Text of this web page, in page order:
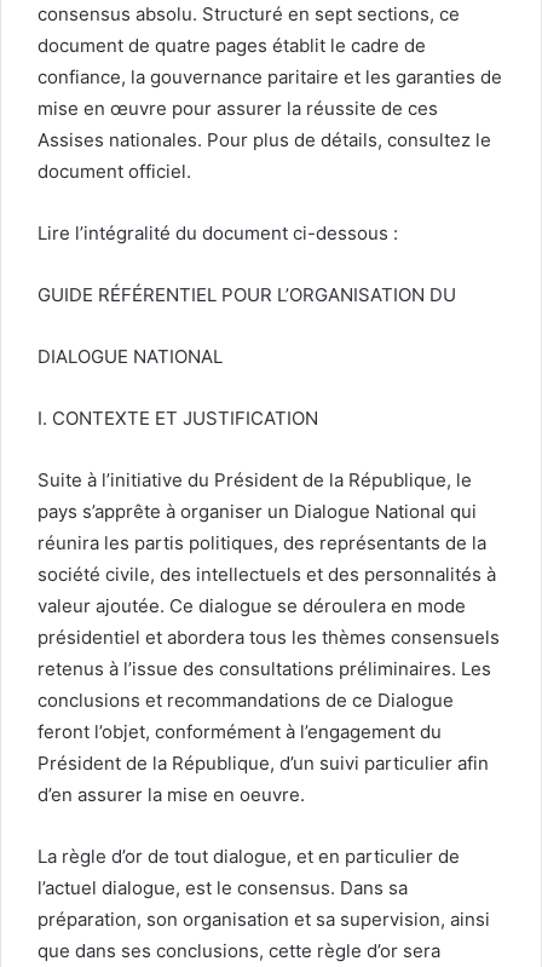
consensus absolu. Structuré en sept sections, ce
document de quatre pages établit le cadre de
confiance, la gouvernance paritaire et les garanties de
mise en œuvre pour assurer la réussite de ces
Assises nationales. Pour plus de détails, consultez le
document officiel.
Lire l’intégralité du document ci-dessous :
GUIDE RÉFÉRENTIEL POUR L’ORGANISATION DU
DIALOGUE NATIONAL
I. CONTEXTE ET JUSTIFICATION
Suite à l’initiative du Président de la République, le
pays s’apprête à organiser un Dialogue National qui
réunira les partis politiques, des représentants de la
société civile, des intellectuels et des personnalités à
valeur ajoutée. Ce dialogue se déroulera en mode
présidentiel et abordera tous les thèmes consensuels
retenus à l’issue des consultations préliminaires. Les
conclusions et recommandations de ce Dialogue
feront l’objet, conformément à l’engagement du
Président de la République, d’un suivi particulier afin
d’en assurer la mise en oeuvre.
La règle d’or de tout dialogue, et en particulier de
l’actuel dialogue, est le consensus. Dans sa
préparation, son organisation et sa supervision, ainsi
que dans ses conclusions, cette règle d’or sera